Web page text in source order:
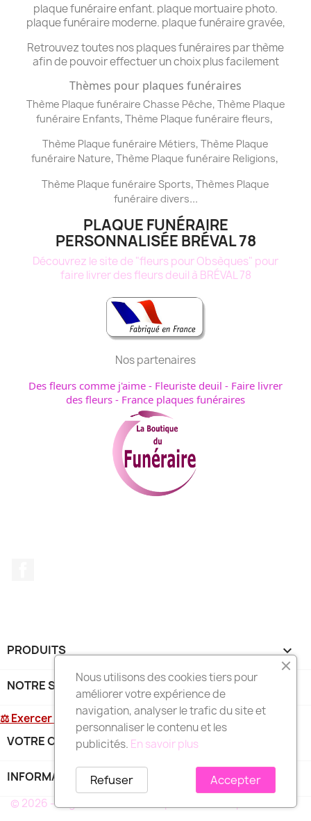
plaque funéraire enfant. plaque mortuaire photo.
plaque funéraire moderne. plaque funéraire gravée,
Retrouvez toutes nos plaques funéraires par thème
afin de pouvoir effectuer un choix plus facilement
Thèmes pour plaques funéraires
Thème Plaque funéraire Chasse Pêche, Thème Plaque
funéraire Enfants, Thème Plaque funéraire fleurs,
Thème Plaque funéraire Métiers, Thème Plaque
funéraire Nature, Thème Plaque funéraire Religions,
Thème Plaque funéraire Sports, Thèmes Plaque
funéraire divers...
PLAQUE FUNÉRAIRE
PERSONNALISÉE BRÉVAL 78
Découvrez le site de "fleurs pour Obsèques" pour
faire livrer des fleurs deuil à BRÉVAL 78
Nos partenaires
Des fleurs comme j'aime - Fleuriste deuil - Faire livrer
des fleurs - France plaques funéraires
PRODUITS 
NOTRE SOCIÉTÉ
⚖ Exercer mon droit de rétractation
VOTRE COMPTE
INFORMATIONS
© 2026 - Logiciel e-commerce par PrestaShop™
Nous utilisons des cookies tiers pour
améliorer votre expérience de
navigation, analyser le trafic du site et
personnaliser le contenu et les
publicités. En savoir plus
Accepter
Refuser